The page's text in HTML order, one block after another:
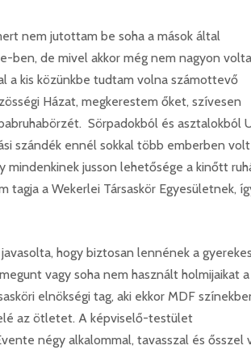
nem jutottam be soha a mások által
ben, de mivel akkor még nem nagyon
a kis közünkbe tudtam volna számottevő
Házat, megkerestem őket, szívesen
Sörpadokból és asztalokból
szándék ennél sokkal több emberben volt
mindenkinek jusson lehetősége a kinőtt
a Wekerlei Társaskör Egyesületnek,
hogy biztosan lennének a gyerekes
vagy soha nem használt holmijaikat a
elnökségi tag, aki ekkor MDF
az ötletet. A képviselő-testület
négy alkalommal, tavasszal és ősszel